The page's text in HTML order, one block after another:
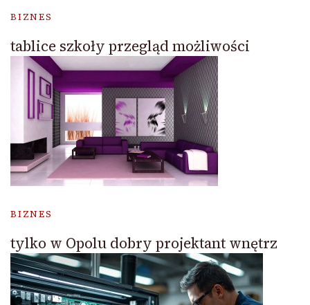
BIZNES
tablice szkoły przegląd możliwości
BIZNES
tylko w Opolu dobry projektant wnętrz